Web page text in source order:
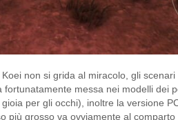
non si grida al miracolo, gli
messa nei modelli dei
per gli occhi), inoltre la versione
più grosso va ovviamente al